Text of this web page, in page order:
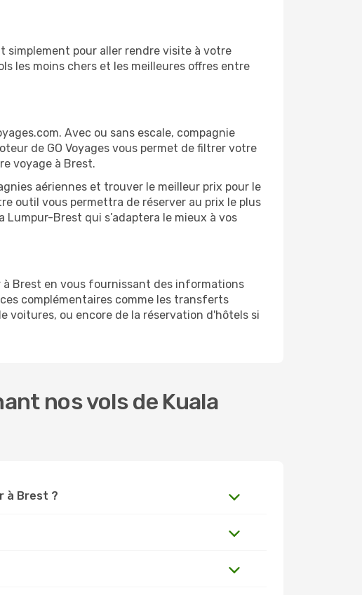
simplement pour aller rendre visite à votre
les moins chers et les meilleures offres entre
Avec ou sans escale, compagnie
de GO Voyages vous permet de filtrer votre
voyage à Brest.
aériennes et trouver le meilleur prix pour le
outil vous permettra de réserver au prix le plus
Lumpur-Brest qui s’adaptera le mieux à vos
Brest en vous fournissant des informations
complémentaires comme les transferts
voitures, ou encore de la réservation d'hôtels si
nos vols de Kuala
à Brest ?